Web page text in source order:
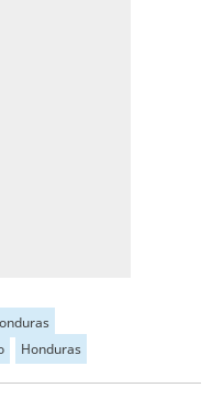
Honduras